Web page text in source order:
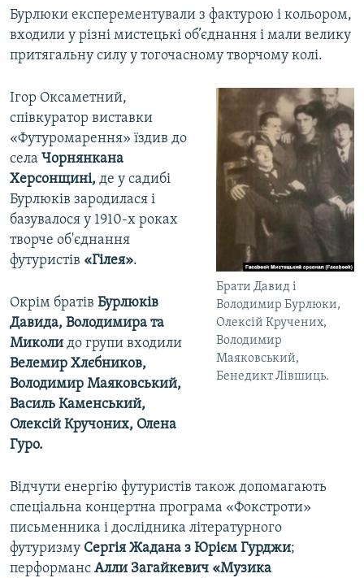
Бурлюки експерементували з фактурою і кольором,
входили у різні мистецькі об’єднання і мали велику
притягальну силу у тогочасному творчому колі.
Брати Давид і
Володимир Бурлюки,
Олексій Кручених,
Володимир
Маяковський,
Бенедикт Лівшиць.
Ігор Оксаметний,
співкуратор виставки
«Футуромарення» їздив до
села Чорнянкана
Херсонщині, де у садибі
Бурлюків зародилася і
базувалося у 1910-х роках
творче об'єднання
футуристів «Гілея».
Окрім братів Бурлюків
Давида, Володимира та
Миколи до групи входили
Велемир Хлєбников,
Володимир Маяковський,
Василь Каменський,
Олексій Кручоних, Олена
Гуро.
Відчути енергію футуристів також допомагають
спеціальна концертна програма «Фокстроти»
письменника і дослідника літературного
футуризму Сергія Жадана з Юрієм Гурджи;
перформанс Алли Загайкевич «Музика